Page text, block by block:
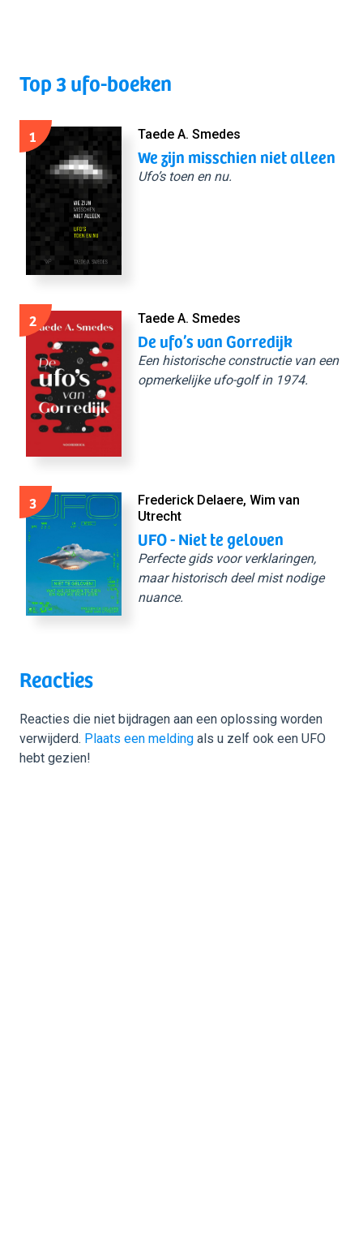
Top 3 ufo-boeken
1 Taede A. Smedes
We zijn misschien niet alleen
Ufo’s toen en nu.
2 Taede A. Smedes
De ufo’s van Gorredijk
Een historische constructie van een
opmerkelijke ufo-golf in 1974.
3
Frederick Delaere, Wim van
Utrecht
UFO - Niet te geloven
Perfecte gids voor verklaringen,
maar historisch deel mist nodige
nuance.
Reacties
Reacties die niet bijdragen aan een oplossing worden
verwijderd. Plaats een melding als u zelf ook een UFO
hebt gezien!